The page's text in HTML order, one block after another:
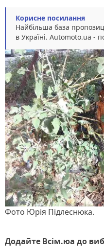
Корисне посилання
Найбільша база
в Україні. Аutomoto.ua -
Фото Юрія Підлеснюка.
Додайте Всім.юа до